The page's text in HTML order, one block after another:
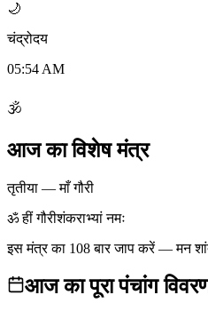
🌙
चंद्रोदय
05:54 AM
🕉
आज का विशेष मंत्र
तृतीया —माँ गौरी
ॐ हीं गौरीशंकराभ्यां नमः
इस मंत्र का 108 बार जाप करें — मन
आज का पूरा पंचांग